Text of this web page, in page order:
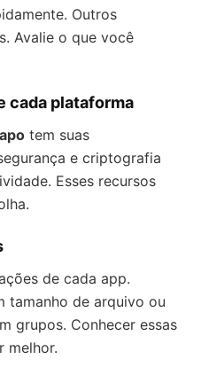
Outros
Avalie o que você
cada plataforma
tem suas
e criptografia
Esses recursos
de cada app.
tamanho de arquivo ou
grupos. Conhecer essas
melhor.